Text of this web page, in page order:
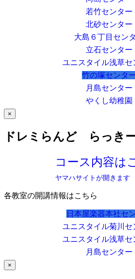
若竹センター
北砂センター
大島６丁目セン
立石センター
ユニスタイル浅草セ
竹の塚センタ
月島センター
やくし幼稚園
×
ドレミらんど らっき
コース内容は
ヤマハサイトが開きます
各教室の開講情報はこちら
日本屋楽器本社セ
ユニスタイル菊川セ
ユニスタイル浅草セ
月島センター
×